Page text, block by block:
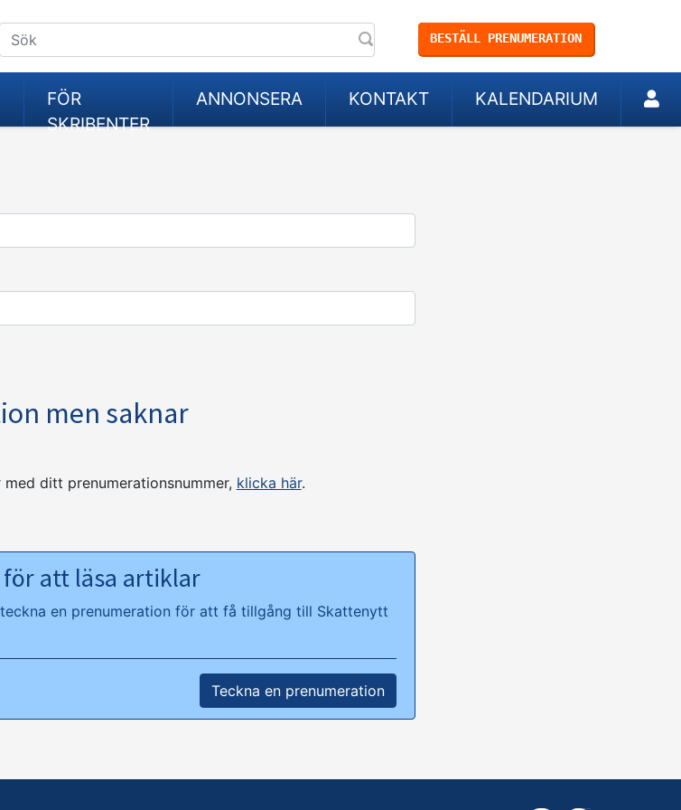
BESTÄLL PRENUMERATION
FÖR
SKRIBENTER
ANNONSERA KONTAKT KALENDARIUM
men saknar
ditt prenumerationsnummer, klicka här.
för att läsa artiklar
en prenumeration för att få tillgång till Skattenytt
Teckna en prenumeration